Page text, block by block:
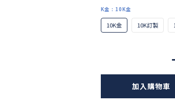
K金 : 10K金
10K金 10K訂製
加入購物車